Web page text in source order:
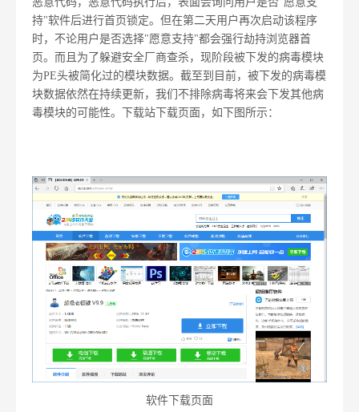
持"软件后进行首页锁定。但在第二天用户再次启动该程序
时，不论用户是否选择"愿意支持"都会强行劫持浏览器首
页。而且为了躲避安全厂商查杀，现阶段被下发的病毒模块
为PE头被简化过的模块数据。截至到目前，被下发的病毒模
块数据依然在持续更新，我们不排除病毒将来会下发其他病
毒模块的可能性。下载站下载页面，如下图所示：
软件下载页面